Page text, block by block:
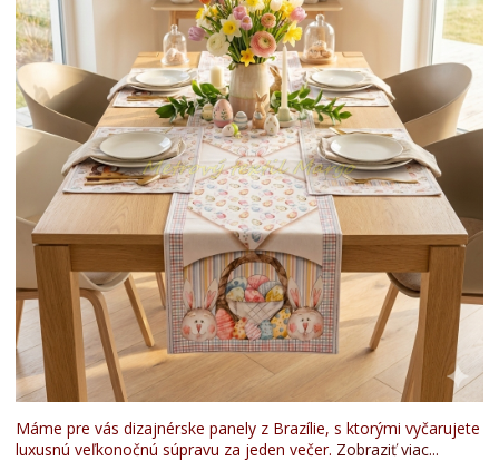
Máme pre vás dizajnérske panely z Brazílie, s ktorými vyčarujete
luxusnú veľkonočnú súpravu za jeden večer. Zobraziť viac...